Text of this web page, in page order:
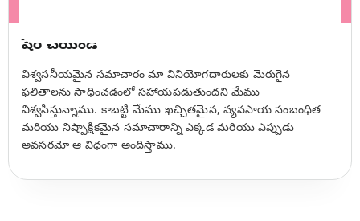
షేర్ చేయండి
విశ్వసనీయమైన సమాచారం మా వినియోగదారులకు మెరుగైన
ఫలితాలను సాధించడంలో సహాయపడుతుందని మేము
విశ్వసిస్తున్నాము. కాబట్టి మేము ఖచ్చితమైన, వ్యవసాయ సంబంధిత
మరియు నిష్పాక్షికమైన సమాచారాన్ని ఎక్కడ మరియు ఎప్పుడు
అవసరమో ఆ విధంగా అందిస్తాము.